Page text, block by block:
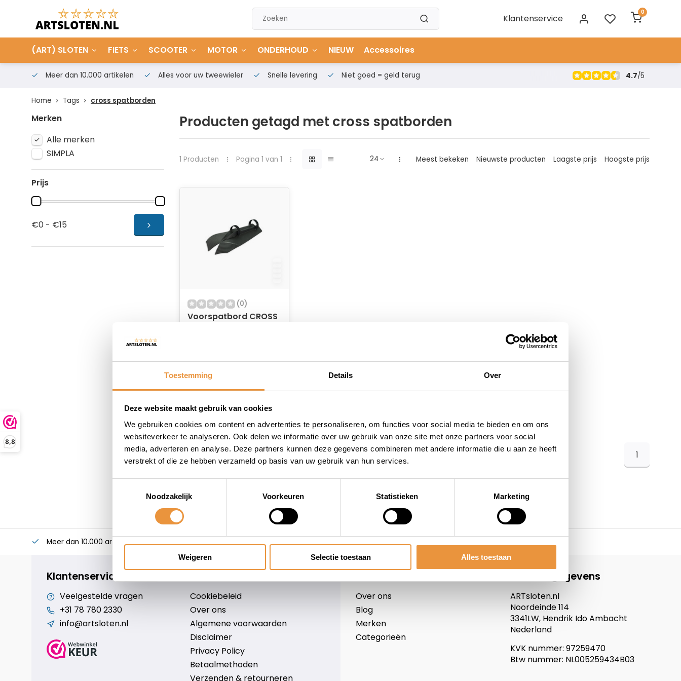
Toestemming Details Over
Deze website maakt gebruik van cookies
We gebruiken cookies om content en advertenties te personaliseren, om functies voor social media te bieden en om ons
websiteverkeer te analyseren. Ook delen we informatie over uw gebruik van onze site met onze partners voor social
media, adverteren en analyse. Deze partners kunnen deze gegevens combineren met andere informatie die u aan ze heeft
verstrekt of die ze hebben verzameld op basis van uw gebruik van hun services.
Noodzakelijk
Voorkeuren Statistieken Marketing
Weigeren Selectie toestaan Alles toestaan
8,8
Klantenservice
0
(ART) SLOTEN FIETS SCOOTER MOTOR ONDERHOUD NIEUW Accessoires
Meer dan 10.000 artikelen Alles voor uw tweewieler Snelle levering Niet goed = geld terug 4.7/5
Home Tags cross spatborden
Merken
Alle merken
SIMPLA
Prijs
€0 - €15
Producten getagd met cross spatborden
1 Producten Pagina 1 van 1 Meest bekeken Nieuwste producten Laagste prijs Hoogste prijs
(0)
Voorspatbord CROSS
14,48
1
Meer dan 10.000 artikelen Alles voor uw tweewieler Snelle levering Niet goed = geld terug
Klantenservice
Veelgestelde vragen
+31 78 780 2330
info@artsloten.nl
Cookiebeleid
Over ons
Algemene voorwaarden
Disclaimer
Privacy Policy
Betaalmethoden
Verzenden & retourneren
Over ons
Blog
Merken
Categorieën
Contactgegevens
ARTsloten.nl
Noordeinde 114
3341LW, Hendrik Ido Ambacht
Nederland
KVK nummer: 97259470
Btw nummer: NL005259434B03